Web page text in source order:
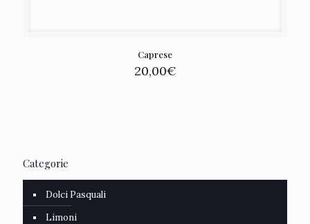
Caprese
20,00€
Categorie
Dolci Pasquali
Limoni